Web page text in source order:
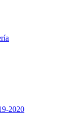
2020